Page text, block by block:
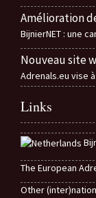
Amélioration
BijnierNET : une
Nouveau site
Adrenals.eu vise
Links
The European
Other